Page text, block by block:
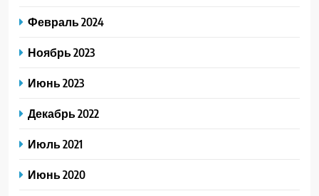
Февраль 2024
Ноябрь 2023
Июнь 2023
Декабрь 2022
Июль 2021
Июнь 2020